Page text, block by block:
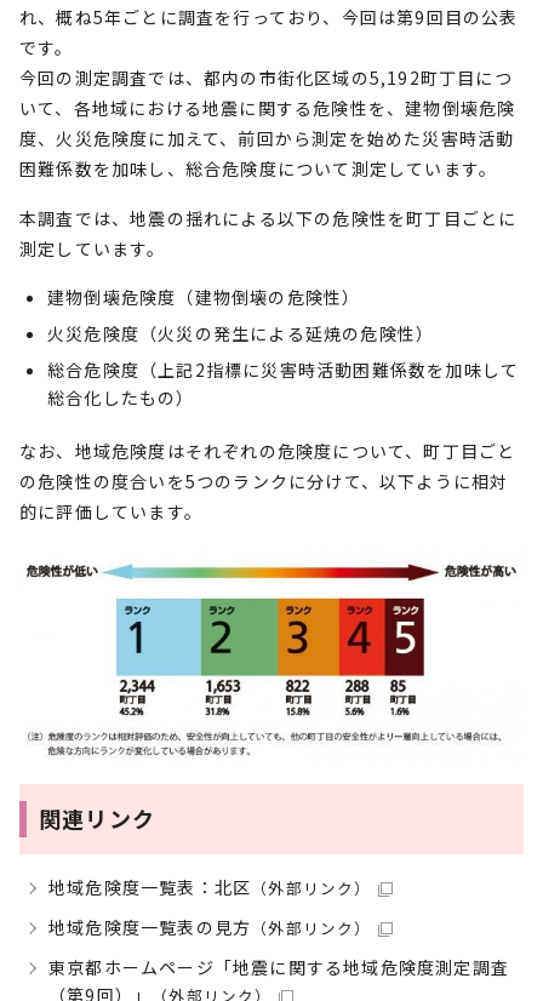
れ、概ね5年ごとに調査を行っており、今回は第9回目の公表
です。
今回の測定調査では、都内の市街化区域の5,192町丁目につ
いて、各地域における地震に関する危険性を、建物倒壊危険
度、火災危険度に加えて、前回から測定を始めた災害時活動
困難係数を加味し、総合危険度について測定しています。
本調査では、地震の揺れによる以下の危険性を町丁目ごとに
測定しています。
建物倒壊危険度（建物倒壊の危険性）
火災危険度（火災の発生による延焼の危険性）
総合危険度（上記2指標に災害時活動困難係数を加味して
総合化したもの）
なお、地域危険度はそれぞれの危険度について、町丁目ごと
の危険性の度合いを5つのランクに分けて、以下ように相対
的に評価しています。
関連リンク
地域危険度一覧表：北区 （外部リンク）
地域危険度一覧表の見方 （外部リンク）
東京都ホームページ「地震に関する地域危険度測定調査
（第9回）」
（外部リンク）